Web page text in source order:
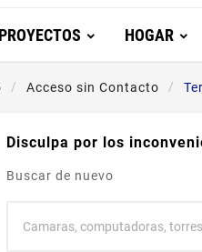
PROYECTOS HOGAR
Acceso sin Contacto
Disculpa por los
Buscar de nuevo